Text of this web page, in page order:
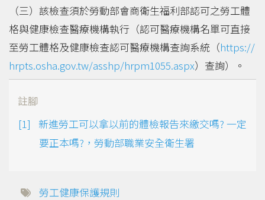
（三）該檢查須於勞動部會商衛生福利部認可之勞工體
格與健康檢查醫療機構執行（認可醫療機構名單可直接
至勞工體格及健康檢查認可醫療機構查詢系統（https://
hrpts.osha.gov.tw/asshp/hrpm1055.aspx）查詢）。
註腳
新進勞工可以拿以前的體檢報告來繳交嗎? 一定
要正本嗎?，勞動部職業安全衛生署
勞工健康保護規則